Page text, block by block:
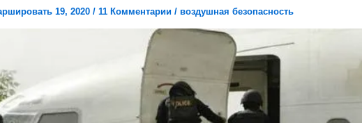
19, 2020 / 11 Комментарии / воздушная безопасность